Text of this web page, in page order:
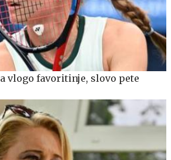
vlogo favoritinje, slovo pete